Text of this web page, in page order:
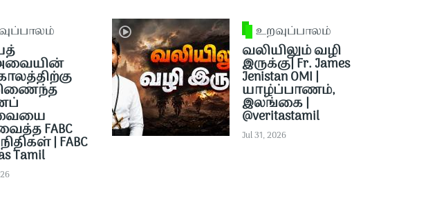
FABC
| FABC
Tamil
உறவுப்பாலம்
வலியிலும் வழி
இருக்கு| Fr. James
Jenistan OMI |
யாழ்ப்பாணம்,
இலங்கை |
@veritastamil ​
Jul 31, 2026